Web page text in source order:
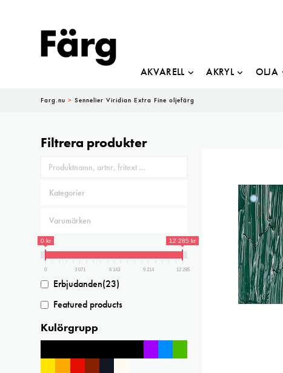
AKVARELL AKRYL OLJA
Farg.nu >Sennelier Viridian Extra Fine oljefärg
Filtrera produkter
0 kr 12 285 kr
0 3 071 6 143 9 214 12 285
Erbjudanden(23)
Featured products
Kulörgrupp